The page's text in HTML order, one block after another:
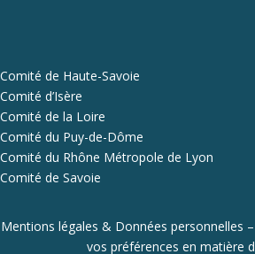
Comité de Haute-Savoie
Comité d’Isère
Comité de la Loire
Comité du Puy-de-Dôme
Comité du Rhône Métropole de Lyon
Comité de Savoie
Mentions légales & Données personnelles –
vos préférences en matière